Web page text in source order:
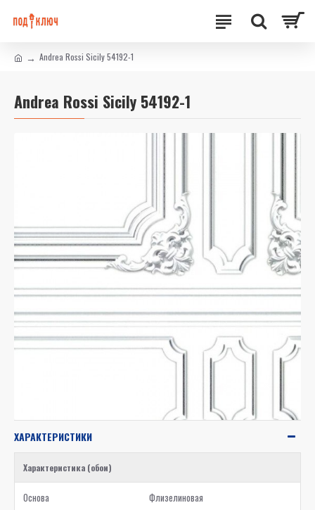
Andrea Rossi Sicily 54192-1
Andrea Rossi Sicily 54192-1
ХАРАКТЕРИСТИКИ
Характеристика (обои)
Основа Флизелиновая